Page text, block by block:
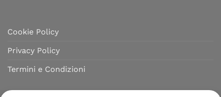
Cookie Policy
Privacy Policy
Termini e Condizioni